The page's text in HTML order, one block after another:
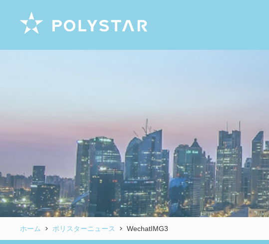
ホーム ポリスターニュース WechatIMG3